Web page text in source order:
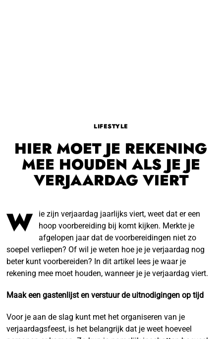
LIFESTYLE
HIER MOET JE REKENING
MEE HOUDEN ALS JE JE
VERJAARDAG VIERT
W
ie zijn verjaardag jaarlijks viert, weet dat er een
hoop voorbereiding bij komt kijken. Merkte je
afgelopen jaar dat de voorbereidingen niet zo
soepel verliepen? Of wil je weten hoe je je verjaardag nog
beter kunt voorbereiden? In dit artikel lees je waar je
rekening mee moet houden, wanneer je je verjaardag viert.
Maak een gastenlijst en verstuur de uitnodigingen op tijd
Voor je aan de slag kunt met het organiseren van je
verjaardagsfeest, is het belangrijk dat je weet hoeveel